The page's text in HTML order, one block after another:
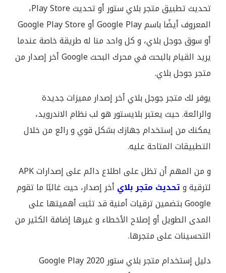
تحديث تطبيق متجر بلاي ستور أو تحديث Play Store،
المعروف أيضًا باسم Google Play أو Google Play Store
أو سوق جوجل بلاي، و كل واحد منا له طريقة خاصة عندما
يريد القيام بالبحث في محرك البحث Google أخر إصدار من
متجر جوجل بلاي.
يوفر لك متجر جوجل بلاي أخر إصدار مميزات جديدة
والرائعة. حيث يعتبر بلايستور هو لب نظام الاندرويد،
يمكنك من إستخدام جهازك بشكل قوي و رائع من خلال
التطبيقات المتاحة عليه.
و من المهم أن تظل على اطلاع دائم على إصدارات APK
لترقية وتحديث متجر بلاي أخر إصدار، حيث غالبًا ما تقوم
Google بتضمين ترقيات أمنية قد تثبت أهميتها على
المدى الطويل أو إصلاح الأخطاء و غيرها إضافة الكثير من
التحسينات على متجرها.
دليل إستخدام متجر بلاي ستور 2020 Google Play